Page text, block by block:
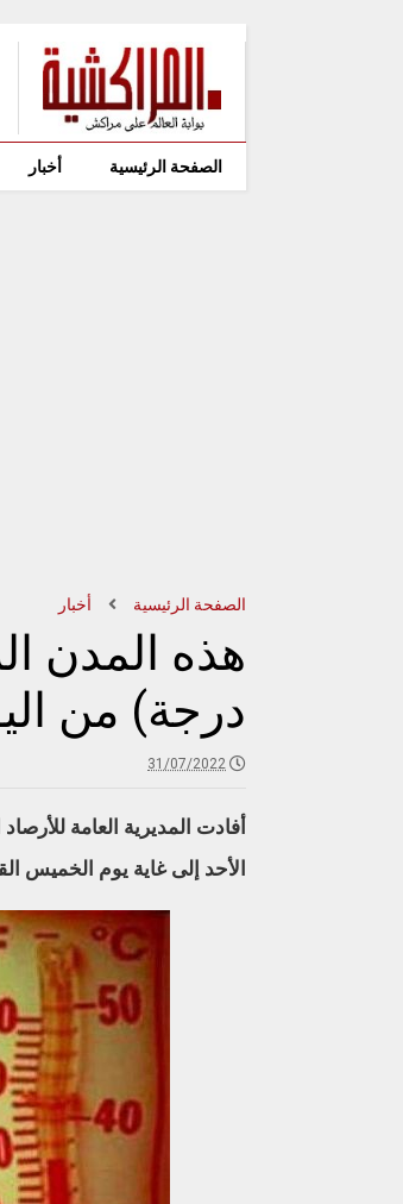
الصفحة الرئيسية أخبار
الصفحة الرئيسية أخبار
درجة) من
31/07/2022
الأحد إلى غاية يوم الخميس